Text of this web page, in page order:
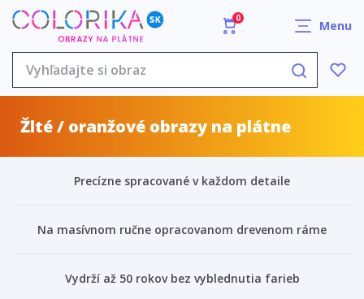
0 Menu
Žlté / oranžové obrazy na plátne
Precízne spracované v každom detaile
Na masívnom ručne opracovanom drevenom ráme
Vydrží až 50 rokov bez vyblednutia farieb